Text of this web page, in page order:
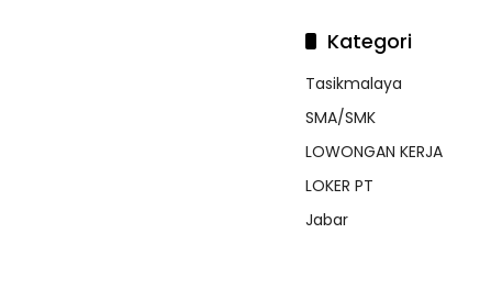
Kategori
Tasikmalaya
SMA/SMK
LOWONGAN KERJA
LOKER PT
Jabar